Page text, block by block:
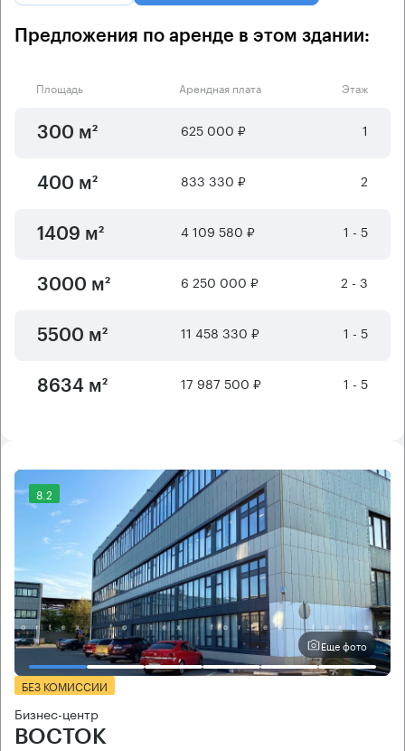
Предложения по аренде в этом здании:
Площадь Арендная плата Этаж
300 м² 625 000 ₽ 1
400 м² 833 330 ₽ 2
1409 м² 4 109 580 ₽ 1 - 5
3000 м² 6 250 000 ₽ 2 - 3
5500 м² 11 458 330 ₽ 1 - 5
8634 м² 17 987 500 ₽ 1 - 5
8.2
Еще фото
БЕЗ КОМИССИИ
Бизнес-центр
ВОСТОК